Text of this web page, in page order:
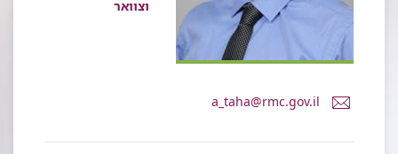
וצוואר
דואר
a_taha@rmc.gov.il